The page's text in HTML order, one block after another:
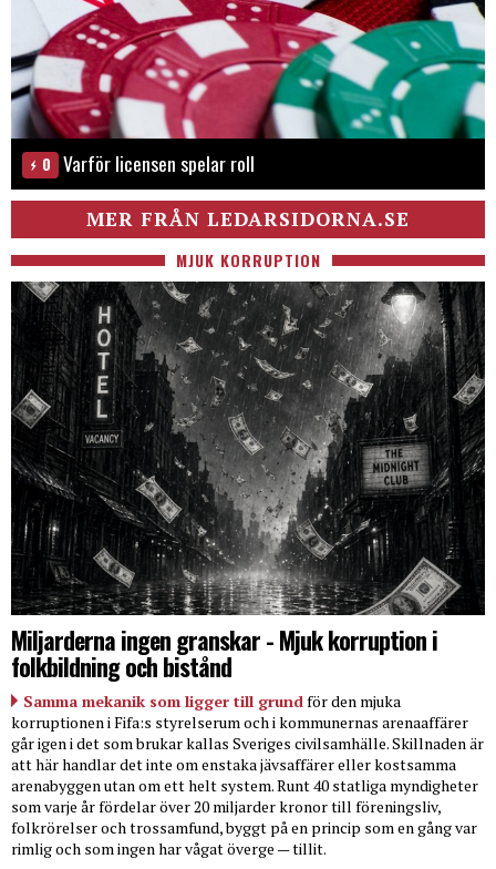
0 Varför licensen spelar roll
MER FRÅN LEDARSIDORNA.SE
MJUK KORRUPTION
Miljarderna ingen granskar - Mjuk korruption i
folkbildning och bistånd
Samma mekanik som ligger till grundför den mjuka
korruptionen i Fifa:s styrelserum och i kommunernas arenaaffärer
går igen i det som brukar kallas Sveriges civilsamhälle. Skillnaden är
att här handlar det inte om enstaka jävsaffärer eller kostsamma
arenabyggen utan om ett helt system. Runt 40 statliga myndigheter
som varje år fördelar över 20 miljarder kronor till föreningsliv,
folkrörelser och trossamfund, byggt på en princip som en gång var
rimlig och som ingen har vågat överge — tillit.